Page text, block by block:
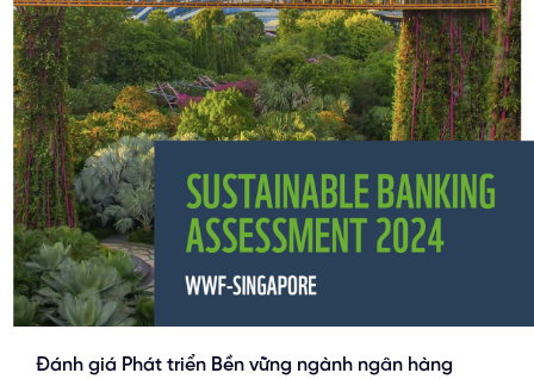
Đánh giá Phát triển Bền vững ngành ngân hàng